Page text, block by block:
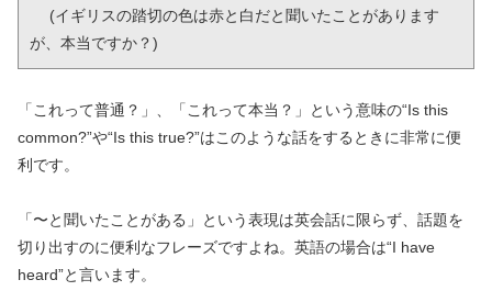
が、本当ですか？)
「これって普通？」、「これって本当？」という意味の“Is this
common?”や“Is this true?”はこのような話をするときに非常に便
利です。
「〜と聞いたことがある」という表現は英会話に限らず、話題を
切り出すのに便利なフレーズですよね。英語の場合は“I have
heard”と言います。